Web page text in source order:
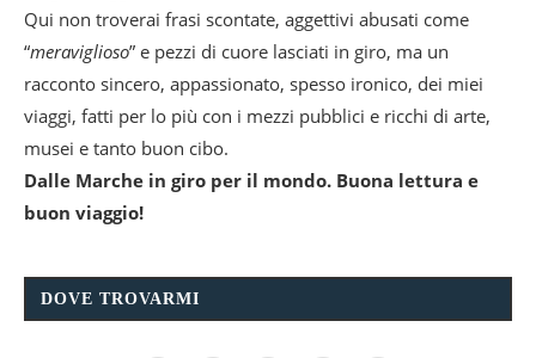
Qui non troverai frasi scontate, aggettivi abusati come
“meraviglioso” e pezzi di cuore lasciati in giro, ma un
racconto sincero, appassionato, spesso ironico, dei miei
viaggi, fatti per lo più con i mezzi pubblici e ricchi di arte,
musei e tanto buon cibo.
Dalle Marche in giro per il mondo. Buona lettura e
buon viaggio!
DOVE TROVARMI